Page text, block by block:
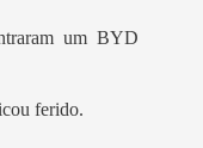
um BYD
ferido.